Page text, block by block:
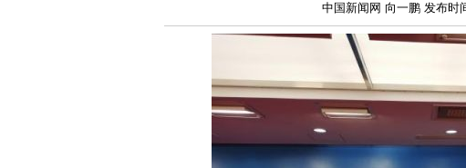
中国新闻网 向一鹏 发布时